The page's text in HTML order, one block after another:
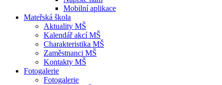
Mobilní aplikace
Mateřská škola
Aktuality MŠ
Kalendář akcí MŠ
Charakteristika MŠ
Zaměstnanci MŠ
Kontakty MŠ
Fotogalerie
Fotogalerie